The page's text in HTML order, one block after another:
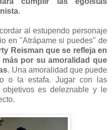
.
al estupendo personaje
en "Atrápame si puedes" de
Reisman que se refleja en
por su amoralidad que
. Una amoralidad que puede
o la estafa. Jugar con las
es deleznable y le